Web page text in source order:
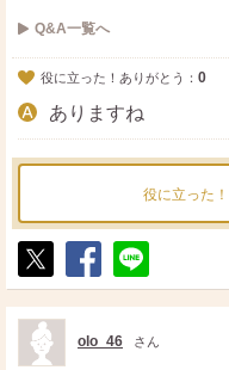
Q&A一覧へ
役に立った！ありがとう： 0
ありますね
役に立った！
ポ
ス
ト
シ
ェ
送
る
olo_46 さん